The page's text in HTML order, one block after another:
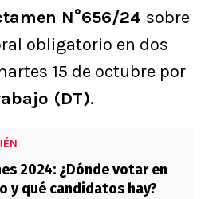
N°656/24 sobre
obligatorio en dos
15 de octubre por
(DT).
2024: ¿Dónde votar en
y qué candidatos hay?